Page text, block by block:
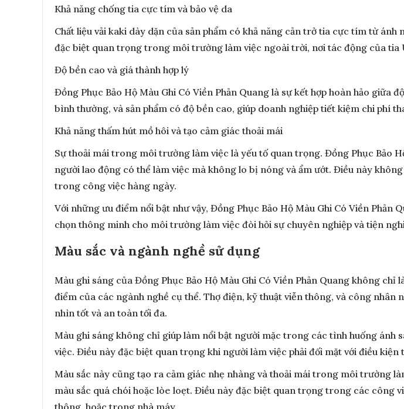
Khả năng chống tia cực tím và bảo vệ da
Chất liệu vải kaki dày dặn của sản phẩm có khả năng cản trở tia cực tím từ
đặc biệt quan trọng trong môi trường làm việc ngoài trời, nơi tác động của tia
Độ bền cao và giá thành hợp lý
Đồng Phục Bảo Hộ Màu Ghi Có Viền Phản Quang là sự kết hợp hoàn hảo giữa
bình thường, và sản phẩm có độ bền cao, giúp doanh nghiệp tiết kiệm chi phí
Khả năng thấm hút mồ hôi và tạo cảm giác thoải mái
Sự thoải mái trong môi trường làm việc là yếu tố quan trọng. Đồng Phục Bảo
người lao động có thể làm việc mà không lo bị nóng và ẩm ướt. Điều này
trong công việc hàng ngày.
Với những ưu điểm nổi bật như vậy, Đồng Phục Bảo Hộ Màu Ghi Có Viền
chọn thông minh cho môi trường làm việc đòi hỏi sự chuyên nghiệp và tiện
Màu sắc và ngành nghề sử dụng
Màu ghi sáng của Đồng Phục Bảo Hộ Màu Ghi Có Viền Phản Quang không
điểm của các ngành nghề cụ thể. Thợ điện, kỹ thuật viễn thông, và công
nhìn tốt và an toàn tối đa.
Màu ghi sáng không chỉ giúp làm nổi bật người mặc trong các tình huống
việc. Điều này đặc biệt quan trọng khi người làm việc phải đối mặt với điều
Màu sắc này cũng tạo ra cảm giác nhẹ nhàng và thoải mái trong môi trường
màu sắc quá chói hoặc lòe loẹt. Điều này đặc biệt quan trọng trong các công